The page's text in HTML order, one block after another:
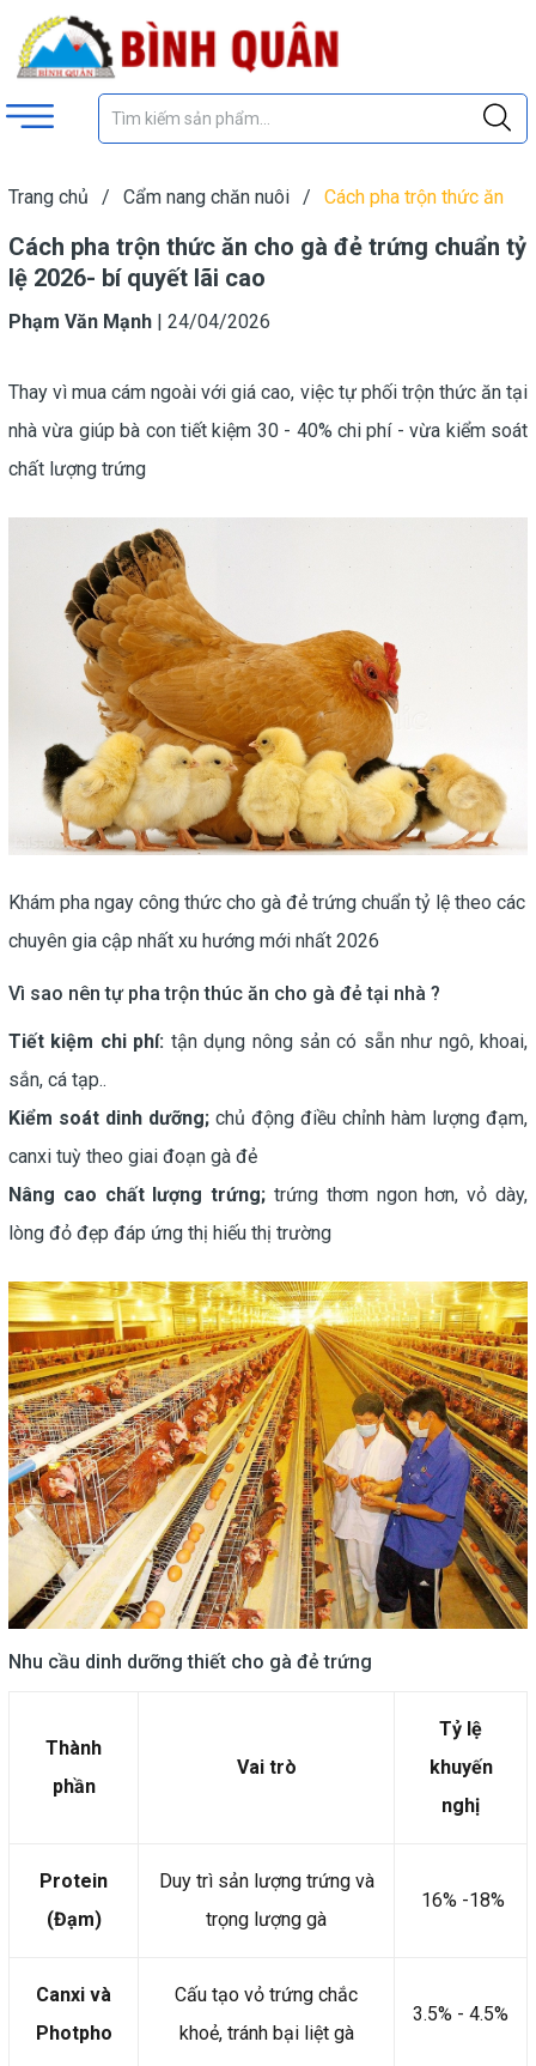
Trang chủ / Cẩm nang chăn nuôi /
Cách pha trộn thức ăn
Cách pha trộn thức ăn cho gà đẻ trứng chuẩn tỷ
lệ 2026- bí quyết lãi cao
Phạm Văn Mạnh | 24/04/2026
Thay vì mua cám ngoài với giá cao, việc tự phối trộn thức ăn tại
nhà vừa giúp bà con tiết kiệm 30 - 40% chi phí - vừa kiểm soát
chất lượng trứng
Khám pha ngay công thức cho gà đẻ trứng chuẩn tỷ lệ theo các
chuyên gia cập nhất xu hướng mới nhất 2026
Vì sao nên tự pha trộn thúc ăn cho gà đẻ tại nhà ?
Tiết kiệm chi phí: tận dụng nông sản có sẵn như ngô, khoai,
sắn, cá tạp..
Kiểm soát dinh dưỡng; chủ động điều chỉnh hàm lượng đạm,
canxi tuỳ theo giai đoạn gà đẻ
Nâng cao chất lượng trứng; trứng thơm ngon hơn, vỏ dày,
lòng đỏ đẹp đáp ứng thị hiếu thị trường
Nhu cầu dinh dưỡng thiết cho gà đẻ trứng
Thành
phần
Vai trò
Tỷ lệ
khuyến
nghị
Protein
(Đạm)
Duy trì sản lượng trứng và
trọng lượng gà
16% -18%
Canxi và
Photpho
Cấu tạo vỏ trứng chắc
khoẻ, tránh bại liệt gà
3.5% - 4.5%